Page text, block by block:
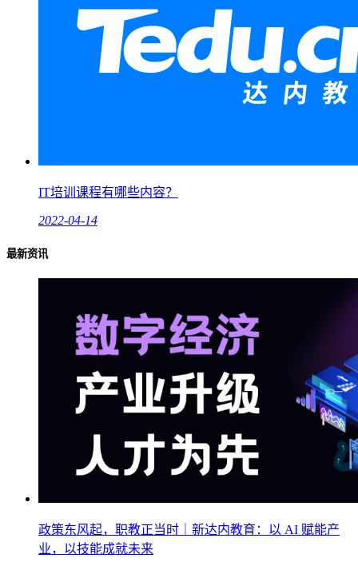
IT培训课程有哪些内容？
2022-04-14
最新资讯
政策东风起，职教正当时｜新达内教育：以 AI 赋能产
业，以技能成就未来